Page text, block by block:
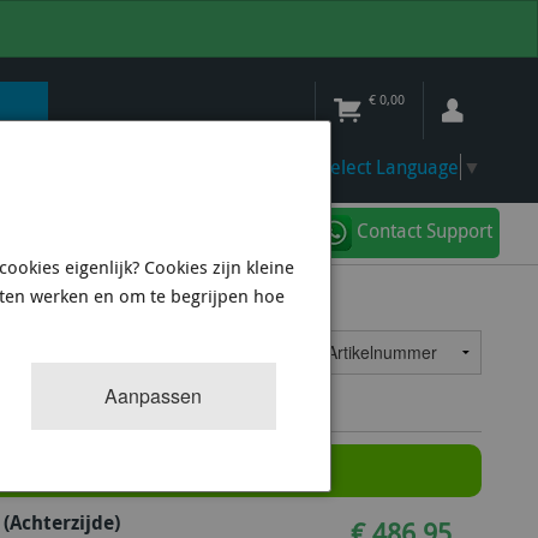
€ 0,00
Select Language ▼
Contact Support
(achterzijde)
eigenlijk? Cookies zijn kleine
werken en om te begrijpen hoe
Aanpassen